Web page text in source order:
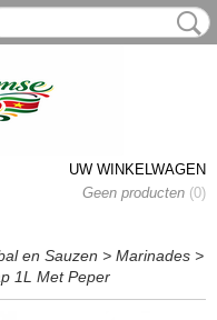
UW WINKELWAGEN
Geen producten (0)
en Sauzen > Marinades >
1L Met Peper